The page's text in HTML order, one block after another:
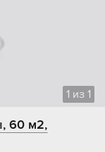
1 из 1
60 м2,